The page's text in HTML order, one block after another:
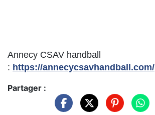
Annecy CSAV handball
: https://annecycsavhandball.com/
Partager :